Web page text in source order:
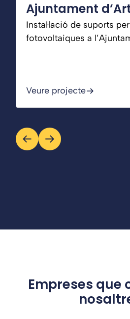
Ajuntament
Instal·lació de suports
fotovoltaiques a
Veure projecte
Empreses que